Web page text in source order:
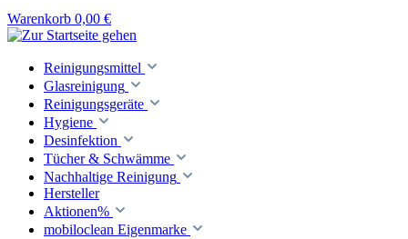
Warenkorb 0,00 €
Reinigungsmittel
Glasreinigung
Reinigungsgeräte
Hygiene
Desinfektion
Tücher & Schwämme
Nachhaltige Reinigung
Hersteller
Aktionen%
mobiloclean Eigenmarke